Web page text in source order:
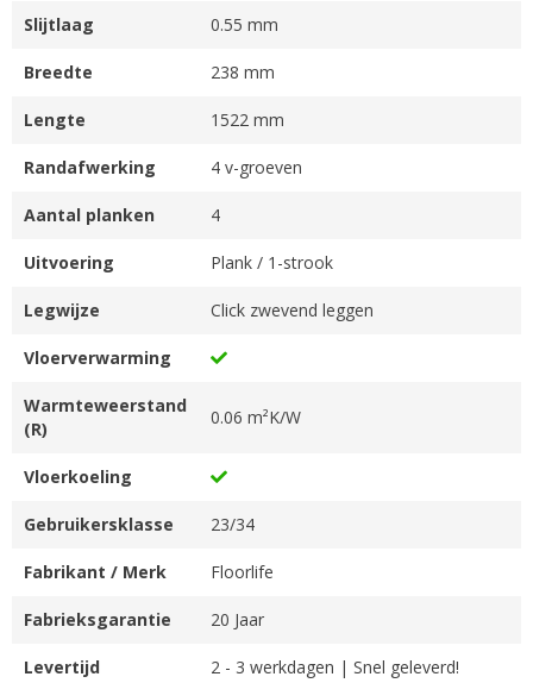
Slijtlaag 0.55 mm
Breedte 238 mm
Lengte 1522 mm
Randafwerking 4 v-groeven
Aantal planken 4
Uitvoering Plank / 1-strook
Legwijze Click zwevend leggen
Vloerverwarming
Warmteweerstand
(R)
0.06 m²K/W
Vloerkoeling
Gebruikersklasse 23/34
Fabrikant / Merk Floorlife
Fabrieksgarantie 20 Jaar
Levertijd 2 - 3 werkdagen | Snel geleverd!